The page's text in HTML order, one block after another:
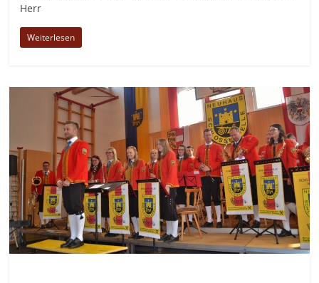
Herr
Weiterlesen